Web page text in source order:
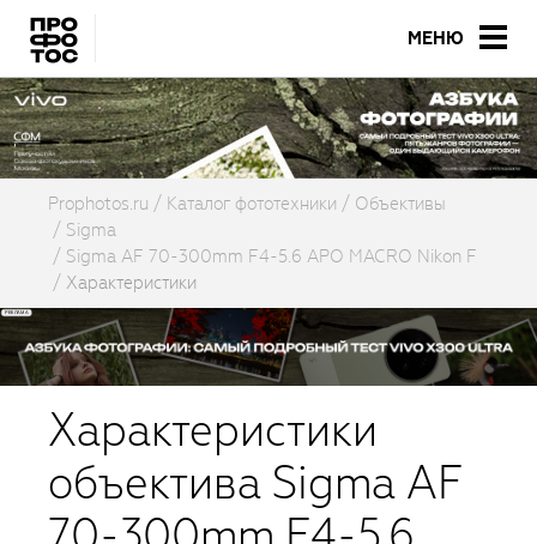
МЕНЮ
Prophotos.ru Каталог фототехники
Объективы
Sigma
Sigma AF 70-300mm F4-5.6 APO MACRO Nikon F
Характеристики
Характеристики
объектива Sigma AF